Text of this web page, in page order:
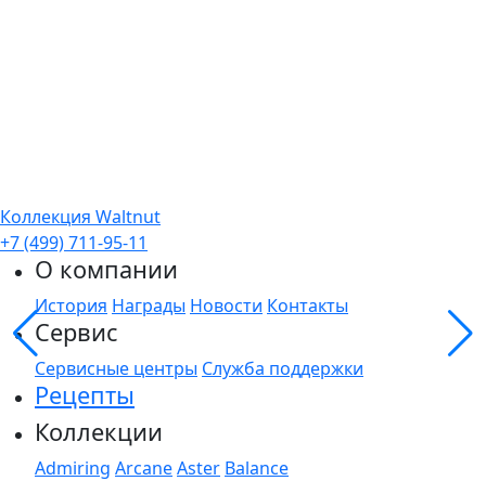
Коллекция Waltnut
+7 (499) 711-95-11
О компании
История Награды Новости Контакты
Сервис
Сервисные центры Служба поддержки
Рецепты
Коллекции
Admiring ArcaneAster Balance